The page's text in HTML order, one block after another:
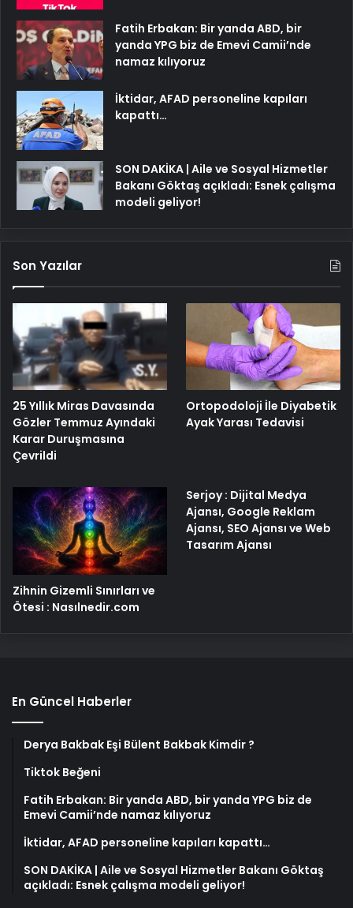
Fatih Erbakan: Bir yanda ABD, bir
yanda YPG biz de Emevi Camii’nde
namaz kılıyoruz
İktidar, AFAD personeline kapıları
kapattı…
SON DAKİKA | Aile ve Sosyal Hizmetler
Bakanı Göktaş açıkladı: Esnek çalışma
modeli geliyor!
Son Yazılar
25 Yıllık Miras Davasında
Gözler Temmuz Ayındaki
Karar Duruşmasına
Çevrildi
Ortopodoloji İle Diyabetik
Ayak Yarası Tedavisi
Zihnin Gizemli Sınırları ve
Ötesi : Nasılnedir.com
Serjoy : Dijital Medya
Ajansı, Google Reklam
Ajansı, SEO Ajansı ve Web
Tasarım Ajansı
En Güncel Haberler
Derya Bakbak Eşi Bülent Bakbak Kimdir ?
Tiktok Beğeni
Fatih Erbakan: Bir yanda ABD, bir yanda YPG biz de
Emevi Camii’nde namaz kılıyoruz
İktidar, AFAD personeline kapıları kapattı…
SON DAKİKA | Aile ve Sosyal Hizmetler Bakanı Göktaş
açıkladı: Esnek çalışma modeli geliyor!